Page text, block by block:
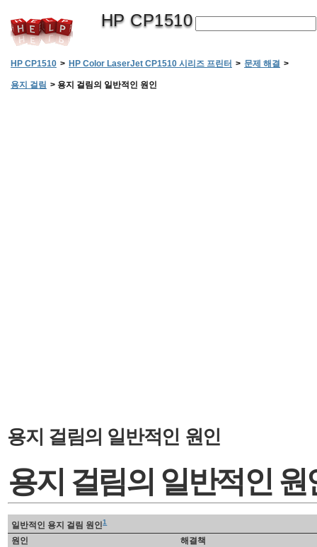
HP CP1510
HP CP1510 > HP Color LaserJet CP1510 시리즈 프린터 > 문제 해결 >
용지 걸림 > 용지 걸림의 일반적인 원인
용지 걸림의 일반적인 원인
용지 걸림의 일반적인 원
일반적인 용지 걸림 원인1
원인
해결책